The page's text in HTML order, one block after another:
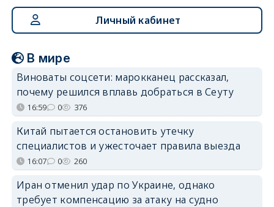
Личный кабинет
В мире
Виноваты соцсети: марокканец рассказал,
почему решился вплавь добраться в Сеуту
16:59 0 376
Китай пытается остановить утечку
специалистов и ужесточает правила выезда
16:07 0 260
Иран отменил удар по Украине, однако
требует компенсацию за атаку на судно